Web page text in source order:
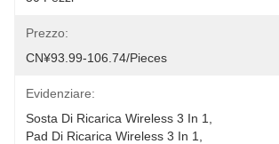
Prezzo:
CN¥93.99-106.74/pieces
Evidenziare:
Sosta Di Ricarica Wireless 3 In 1
Pad Di Ricarica Wireless 3 In 1